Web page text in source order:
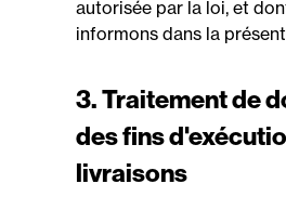
autorisée par la loi, et
informons dans la
3. Traitement de
des fins
livraisons